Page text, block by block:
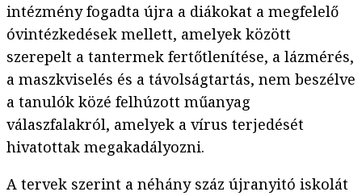
intézmény fogadta újra a diákokat a megfelelő
óvintézkedések mellett, amelyek között
szerepelt a tantermek fertőtlenítése, a lázmérés,
a maszkviselés és a távolságtartás, nem beszélve
a tanulók közé felhúzott műanyag
válaszfalakról, amelyek a vírus terjedését
hivatottak megakadályozni.
A tervek szerint a néhány száz újranyitó iskolát